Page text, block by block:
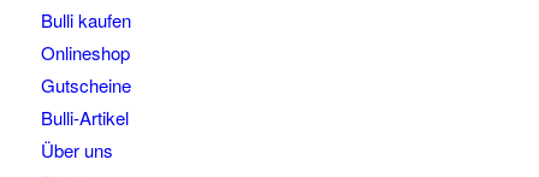
Bulli kaufen
Onlineshop
Gutscheine
Bulli-Artikel
Über uns